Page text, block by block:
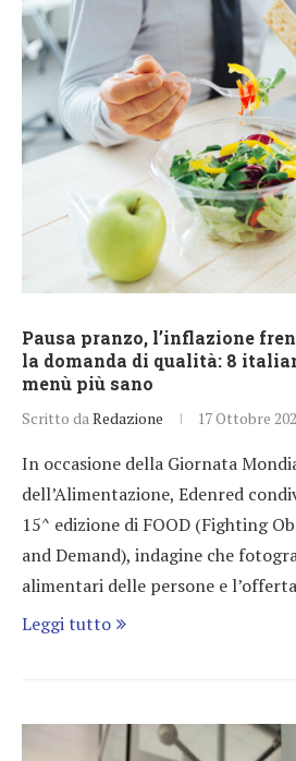
Pausa pranzo, l’inflazione
la domanda di qualità: 8
menù più sano
Scritto da Redazione 17 Ottobre
In occasione della Giornata
dell’Alimentazione, Edenred
15^ edizione di FOOD (Fighting
and Demand), indagine che
alimentari delle persone e
Leggi tutto